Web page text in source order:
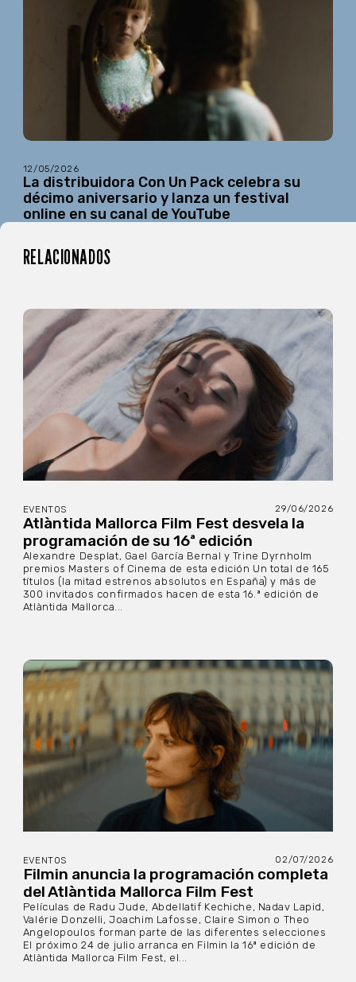
12/05/2026
La distribuidora Con Un Pack celebra su
décimo aniversario y lanza un festival
online en su canal de YouTube
RELACIONADOS
EVENTOS 29/06/2026
Atlàntida Mallorca Film Fest desvela la
programación de su 16ª edición
Alexandre Desplat, Gael García Bernal y Trine Dyrnholm
premios Masters of Cinema de esta edición Un total de 165
títulos (la mitad estrenos absolutos en España) y más de
300 invitados confirmados hacen de esta 16.ª edición de
Atlàntida Mallorca...
EVENTOS 02/07/2026
Filmin anuncia la programación completa
del Atlàntida Mallorca Film Fest
Películas de Radu Jude, Abdellatif Kechiche, Nadav Lapid,
Valérie Donzelli, Joachim Lafosse, Claire Simon o Theo
Angelopoulos forman parte de las diferentes selecciones
El próximo 24 de julio arranca en Filmin la 16ª edición de
Atlàntida Mallorca Film Fest, el...